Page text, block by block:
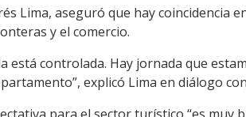
Lima, aseguró que hay coincidencia
y el comercio.
está controlada. Hay jornada que
explicó Lima en diálogo con